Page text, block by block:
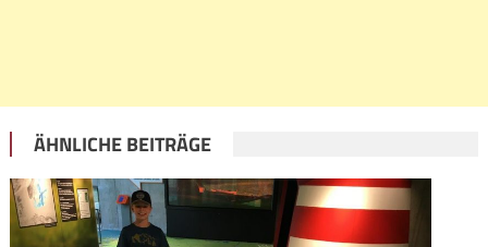
ÄHNLICHE BEITRÄGE